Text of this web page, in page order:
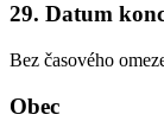
29. Datum
Bez časového
Obec